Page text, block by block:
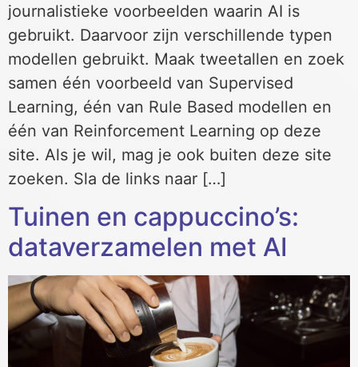
journalistieke voorbeelden waarin AI is
gebruikt. Daarvoor zijn verschillende typen
modellen gebruikt. Maak tweetallen en zoek
samen één voorbeeld van Supervised
Learning, één van Rule Based modellen en
één van Reinforcement Learning op deze
site. Als je wil, mag je ook buiten deze site
zoeken. Sla de links naar […]
Tuinen en cappuccino’s:
dataverzamelen met AI